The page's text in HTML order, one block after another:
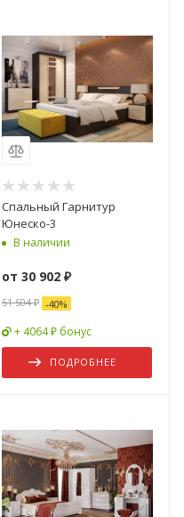
Спальный Гарнитур
Юнеско-3
В наличии
от 30 902 ₽
51 504 ₽ -40%
+ 4064 ₽ бонус
ПОДРОБНЕЕ